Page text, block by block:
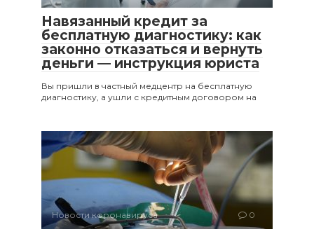
Навязанный кредит за
бесплатную диагностику: как
законно отказаться и вернуть
деньги — инструкция юриста
Вы пришли в частный медцентр на бесплатную
диагностику, а ушли с кредитным договором на
Новости коронавируса 0